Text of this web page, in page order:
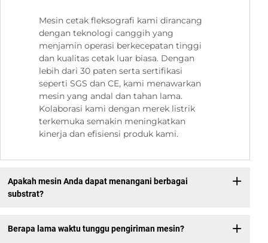
Mesin cetak fleksografi kami dirancang
dengan teknologi canggih yang
menjamin operasi berkecepatan tinggi
dan kualitas cetak luar biasa. Dengan
lebih dari 30 paten serta sertifikasi
seperti SGS dan CE, kami menawarkan
mesin yang andal dan tahan lama.
Kolaborasi kami dengan merek listrik
terkemuka semakin meningkatkan
kinerja dan efisiensi produk kami.
Apakah mesin Anda dapat menangani berbagai
substrat?
Berapa lama waktu tunggu pengiriman mesin?